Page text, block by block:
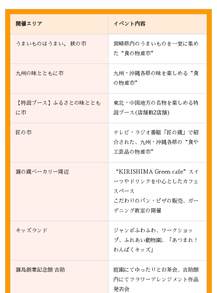
開催エリア イベント内容
うまいものはうまい。 秋の市
宮崎県内のうまいものを一堂に集め
た“食の物産市”
九州の味とともに市
九州・沖縄各県の味を楽しめる“食
の物産市”
【特設ブース】ふるさとの味ととも
に市
東北・中国地方の名物を楽しめる特
設ブース(店舗数2店舗)
匠の市
テレビ・ラジオ番組「匠の蔵」で紹
介された、九州・沖縄各県の“食や
工芸品の物産市”
霧の蔵ベーカリー周辺
“KIRISHIMA Green cafe”スイ
ーツやドリンクを中心としたカフェ
スペース
こだわりのパン・ピザの販売、ガー
デニング教室の開催
キッズランド
ジャンボふわふわ、ワークショッ
プ、ふれあい動物園、「あつまれ！
わんぱくキッズ」
霧島創業記念館 吉助
庭園にてゆったりとお茶会、吉助館
内にてフラワーアレンジメント作品
発表会